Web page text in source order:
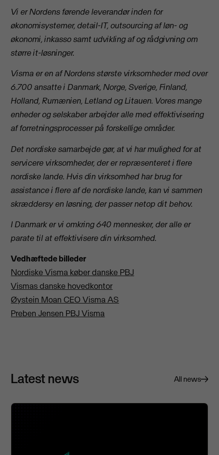
Vi er Nordens førende leverandør inden for
økonomisystemer, detail-IT, outsourcing af løn- og
økonomi, inkasso samt udvikling af og rådgivning om
større it-løsninger.
Visma er en af Nordens største virksomheder med over
6.700 ansatte i Danmark, Norge, Sverige, Finland,
Holland, Rumænien, Letland og Litauen. Vores mange
enheder og selskaber arbejder alle med effektivisering
af forretningsprocesser på forskellige områder.
Det nordiske samarbejde gør, at vi har mulighed for at
servicere virksomheder, der er repræsenteret i flere
nordiske lande. Hvis din virksomhed har brug for
assistance i flere af de nordiske lande, kan vi sammen
skræddersy en løsning, der passer netop dit behov.
I Danmark er vi omkring 640 mennesker, der alle er
parate til at effektivisere din virksomhed.
Vedhæftede billeder
Nordiske Visma køber danske PBJ
Vismas danske hovedkontor
Øystein Moan CEO Visma AS
Preben Jensen PBJ Visma
Latest news All news